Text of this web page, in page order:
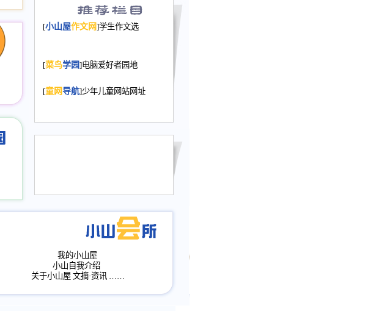
次注册全部通行。
2008.12.12家园网正式运行，域
年，2009版提前启用，小山屋全面
小山画廊均增加多个新栏目。。
评分、顶功能，作文宝典改版。
[小山屋作文网]学生作文选
[菜鸟学园]电脑爱好者园地
[童网导航]少年儿童网站网址
我的小山屋
小山自我介绍
关于小山屋 文摘·资讯 ……